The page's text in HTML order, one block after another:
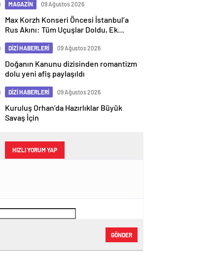
MAGAZİN 09 Ağustos 2026
Max Korzh Konseri Öncesi İstanbul’a
Rus Akını: Tüm Uçuşlar Doldu, Ek
DİZİ HABERLERİ 09 Ağustos 2026
Doğanın Kanunu dizisinden romantizm
dolu yeni afiş paylaşıldı
DİZİ HABERLERİ 09 Ağustos 2026
Kuruluş Orhan’da Hazırlıklar Büyük
Savaş İçin
HIZLI YORUM YAP
GÖNDER